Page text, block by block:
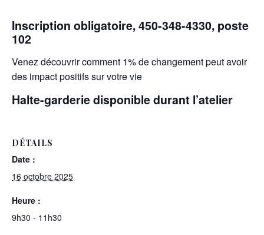
Inscription obligatoire, 450-348-4330, poste
102
Venez découvrir comment 1% de changement peut avoir
des impact positifs sur votre vie
Halte-garderie disponible durant l’atelier
DÉTAILS
Date :
16 octobre 2025
Heure :
9h30 - 11h30